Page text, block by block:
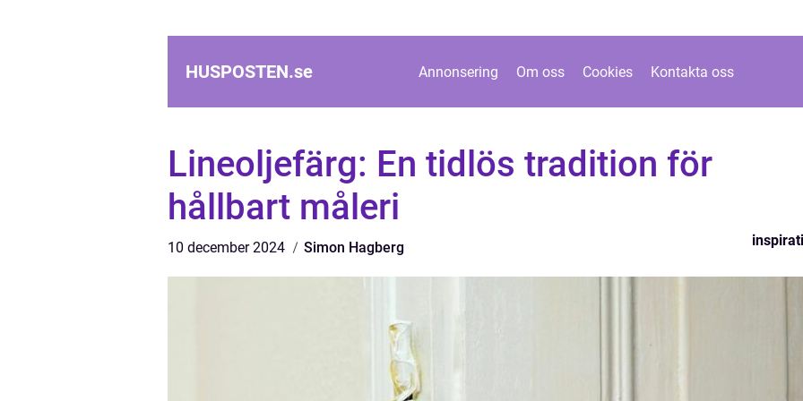
HUSPOSTEN.se Annonsering Om oss Cookies Kontakta oss
Lineoljefärg: En tidlös tradition för
hållbart måleri
10 december 2024 Simon Hagberg